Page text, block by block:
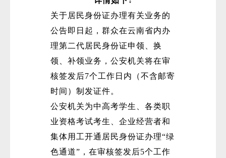
关于居民身份证办理有关业务的
公告即日起，群众在云南省内办
理第二代居民身份证申领、换
领、补领业务，公安机关将在审
核签发后7个工作日内（不含邮寄
时间）制发证件。
公安机关为中高考学生、各类职
业资格考试考生、企业经营者和
集体用工开通居民身份证办理“绿
色通道”，在审核签发后5个工作